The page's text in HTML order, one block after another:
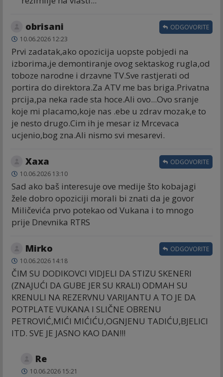
obrisani
10.06.2026 12:23
Prvi zadatak,ako opozicija uopste pobjedi na
izborima,je demontiranje ovog sektaskog rugla,od
toboze narodne i drzavne TV.Sve rastjerati od
portira do direktora.Za ATV me bas briga.Privatna
prcija,pa neka rade sta hoce.Ali ovo...Ovo sranje
koje mi placamo,koje nas .ebe u zdrav mozak,e to
je nesto drugo.Cim ih je mesar iz Mrcevaca
ucjenio,bog zna.Ali nismo svi mesarevi.
ODGOVORITE
Хаха
10.06.2026 13:10
Sad ako baš interesuje ove medije što kobajagi
žele dobro opoziciji morali bi znati da je govor
Miličevića prvo potekao od Vukana i to mnogo
prije Dnevnika RTRS
ODGOVORITE
Mirko
10.06.2026 14:18
ČIM SU DODIKOVCI VIDJELI DA STIZU SKENERI
(ZNAJUĆI DA GUBE JER SU KRALI) ODMAH SU
KRENULI NA REZERVNU VARIJANTU A TO JE DA
POTPLATE VUKANA I SLIČNE OBRENU
PETROVIĆ,MIĆI MIĆIĆU,OGNJENU TADIĆU,BJELICI
ITD. SVE JE JASNO KAO DAN!!!
ODGOVORITE
Re
10.06.2026 15:21